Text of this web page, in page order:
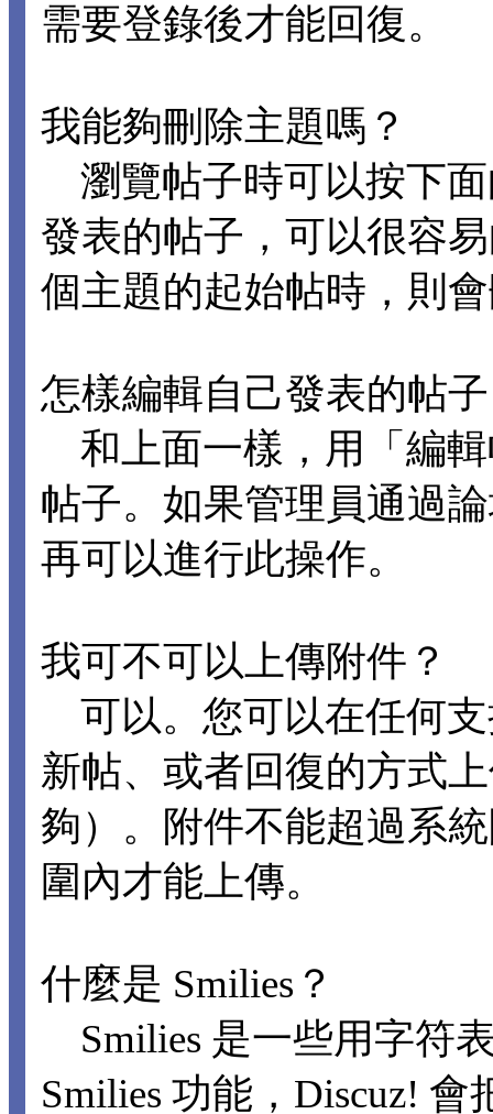
需要登錄後才能回復。
我能夠刪除主題嗎？
瀏覽帖子時可以按下
發表的帖子，可以很容
個主題的起始帖時，則
怎樣編輯自己發表的帖
和上面一樣，用「編
帖子。如果管理員通過
再可以進行此操作。
我可不可以上傳附件？
可以。您可以在任何
新帖、或者回復的方式
夠）。附件不能超過系
圍內才能上傳。
什麼是 Smilies？
Smilies 是一些用字符
Smilies 功能，Discuz!